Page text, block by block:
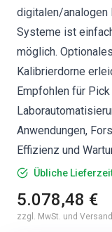
digitalen/analogen
Systeme ist
möglich.
Kalibrierdorne
Empfohlen für
Anwendungen,
Effizienz und
Übliche
5.078,48 €
zzgl. MwSt. und Versand